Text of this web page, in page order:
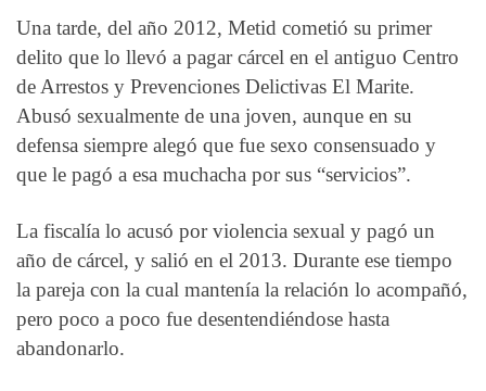
Una tarde, del año 2012, Metid cometió su primer
delito que lo llevó a pagar cárcel en el antiguo Centro
de Arrestos y Prevenciones Delictivas El Marite.
Abusó sexualmente de una joven, aunque en su
defensa siempre alegó que fue sexo consensuado y
que le pagó a esa muchacha por sus “servicios”.
La fiscalía lo acusó por violencia sexual y pagó un
año de cárcel, y salió en el 2013. Durante ese tiempo
la pareja con la cual mantenía la relación lo acompañó,
pero poco a poco fue desentendiéndose hasta
abandonarlo.